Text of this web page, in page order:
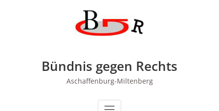
Bündnis gegen Rechts
Aschaffenburg-Miltenberg